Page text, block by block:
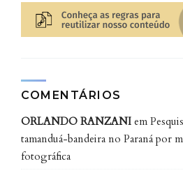
COMENTÁRIOS
ORLANDO RANZANI em
tamanduá-bandeira no Paraná por
fotográfica